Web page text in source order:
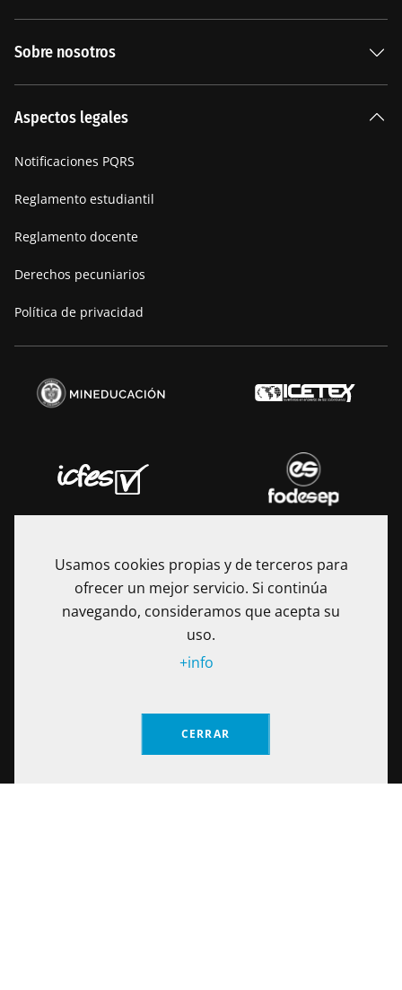
Sobre nosotros
Manifiesto
Aspectos legales
Notificaciones PQRS
Reglamento estudiantil
Reglamento docente
Derechos pecuniarios
Política de privacidad
una Institución de Educación Superior sometida a la
inspección y vigilancia del Ministerio de Educación Nacional
Usamos cookies propias y de terceros para
ofrecer un mejor servicio. Si continúa
navegando, consideramos que acepta su
uso.
CERRAR
+info